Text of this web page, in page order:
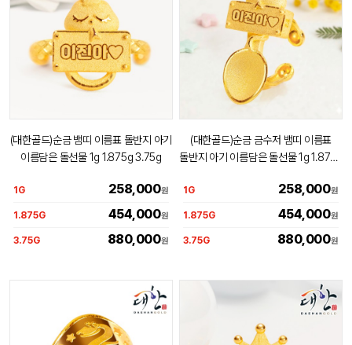
(대한골드)순금 뱀띠 이름표 돌반지 아기
이름담은 돌선물 1g 1.875g 3.75g
1G 258,000원
1.875G 454,000원
3.75G 880,000원
(대한골드)순금 금수저 뱀띠 이름표
돌반지 아기 이름담은 돌선물 1g 1.875g
1G 258,000원
1.875G 454,000원
3.75G 880,000원